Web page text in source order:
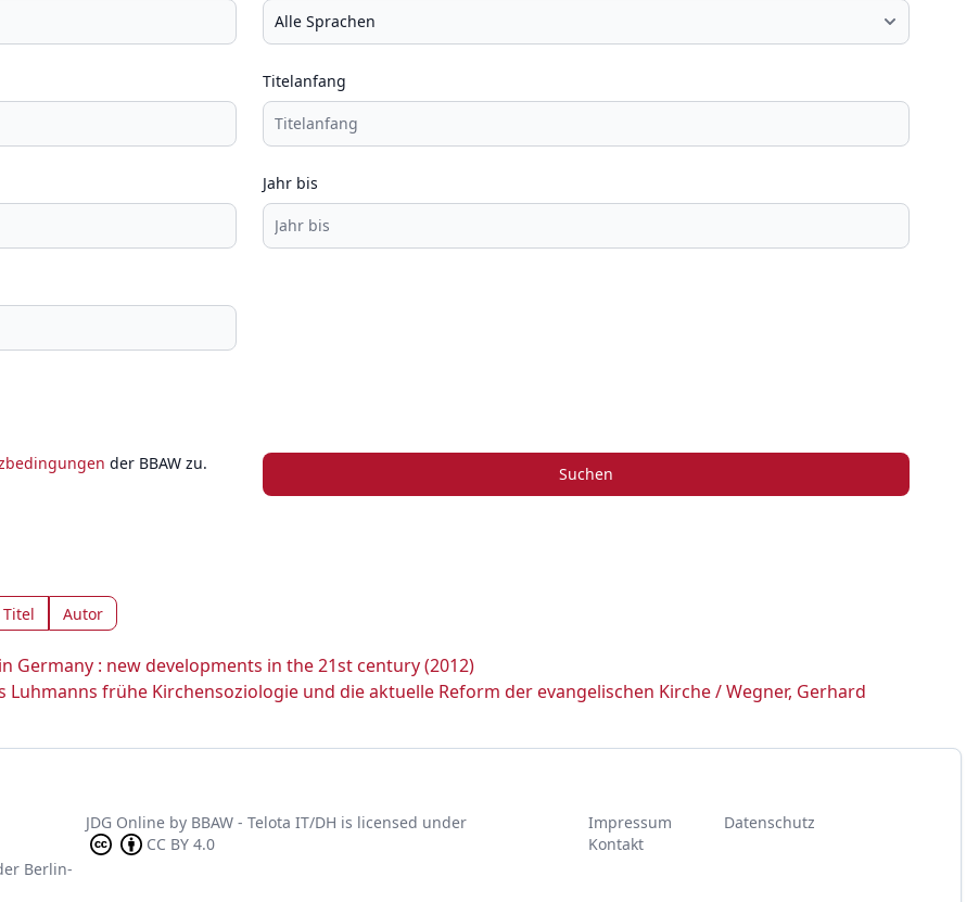
Titelanfang
Jahr bis
der BBAW zu.
Suchen
Titel Autor
: new developments in the 21st century (2012)
frühe Kirchensoziologie und die aktuelle Reform der evangelischen Kirche / Wegner, Gerhard
Berlin-
JDG Onlineby BBAW - Telota IT/DH is licensed under
CC BY 4.0
Impressum
Datenschutz
Kontakt